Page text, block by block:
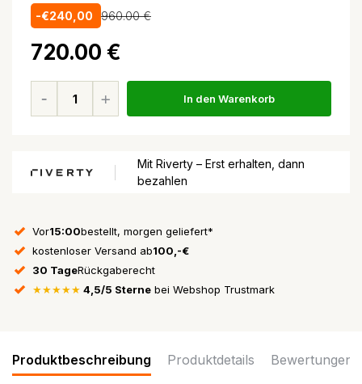
-€240,00 960.00 €
720.00 €
In den Warenkorb
Mit Riverty – Erst erhalten, dann
bezahlen
Vor15:00bestellt, morgen geliefert*
kostenloser Versand ab100,-€
30 TageRückgaberecht
★★★★★ 4,5/5 Sterne bei Webshop Trustmark
Produktbeschreibung Produktdetails Bewertungen